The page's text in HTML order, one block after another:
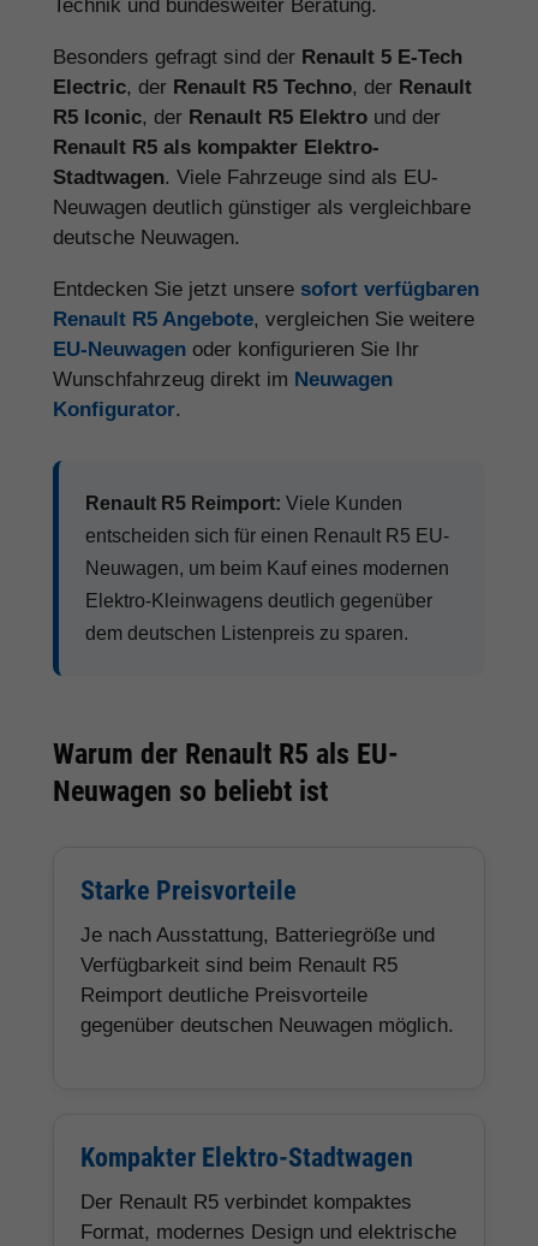
Technik und bundesweiter Beratung.
Besonders gefragt sind der Renault 5 E-Tech
Electric, der Renault R5 Techno, der Renault
R5 Iconic, der Renault R5 Elektro und der
Renault R5 als kompakter Elektro-
Stadtwagen. Viele Fahrzeuge sind als EU-
Neuwagen deutlich günstiger als vergleichbare
deutsche Neuwagen.
Entdecken Sie jetzt unsere sofort verfügbaren
Renault R5 Angebote, vergleichen Sie weitere
EU-Neuwagen oder konfigurieren Sie Ihr
Wunschfahrzeug direkt im Neuwagen
Konfigurator.
Renault R5 Reimport: Viele Kunden
entscheiden sich für einen Renault R5 EU-
Neuwagen, um beim Kauf eines modernen
Elektro-Kleinwagens deutlich gegenüber
dem deutschen Listenpreis zu sparen.
Warum der Renault R5 als EU-
Neuwagen so beliebt ist
Starke Preisvorteile
Je nach Ausstattung, Batteriegröße und
Verfügbarkeit sind beim Renault R5
Reimport deutliche Preisvorteile
gegenüber deutschen Neuwagen möglich.
Kompakter Elektro-Stadtwagen
Der Renault R5 verbindet kompaktes
Format, modernes Design und elektrische